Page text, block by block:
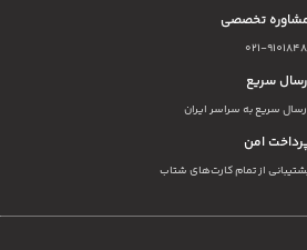
تخصصی
91018481
سریع
سریع به سراسر ایران
امن
از تمام کارت‌های شتاب